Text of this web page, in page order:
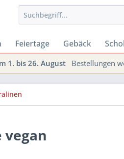
Feiertage Gebäck
1. bis 26. August Bestellungen
vegan